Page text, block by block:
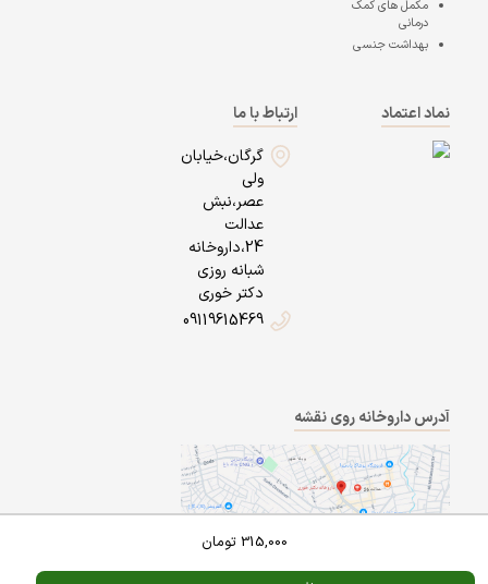
315,000 تومان
مکمل های کمک
درمانی
بهداشت جنسی
نماد اعتماد
ارتباط با ما
گرگان،خیابان
ولی
عصر،نبش
عدالت
24،داروخانه
شبانه روزی
دکتر خوری
09119615469
آدرس داروخانه روی نقشه